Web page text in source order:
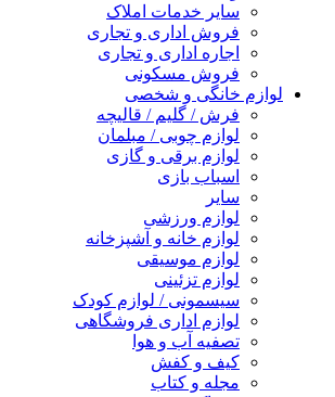
سایر خدمات املاک
فروش اداری و تجاری
اجاره اداری و تجاری
فروش مسکونی
لوازم خانگی و شخصی
فرش / گلیم / قالیچه
لوازم چوبی / مبلمان
لوازم برقی و گازی
اسباب بازی
سایر
لوازم ورزشی
لوازم خانه و آشپزخانه
لوازم موسیقی
لوازم تزئینی
سیسمونی / لوازم کودک
لوازم اداری فروشگاهی
تصفیه آب و هوا
کیف و کفش
مجله و کتاب